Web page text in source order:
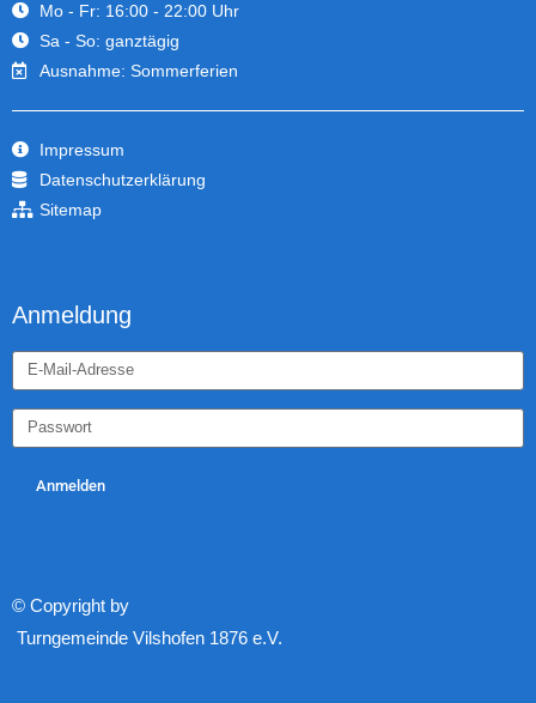
Mo - Fr: 16:00 - 22:00 Uhr
Sa - So: ganztägig
Ausnahme: Sommerferien
Impressum
Datenschutzerklärung
Sitemap
Anmeldung
Anmelden
© Copyright by
Turngemeinde Vilshofen 1876 e.V.